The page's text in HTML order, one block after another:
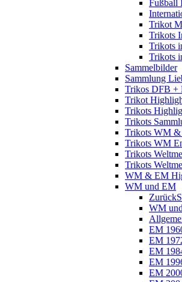
Fußball
Trikot
Trikots
Trikots
Trikots
Sammelbilder
Sammlung
Trikos DFB +
Trikot
Trikots
Trikots
Trikots WM
Trikots WM
Trikots
Trikots
WM & EM
WM und EM
Zurück
WM
EM
EM
EM
EM
EM